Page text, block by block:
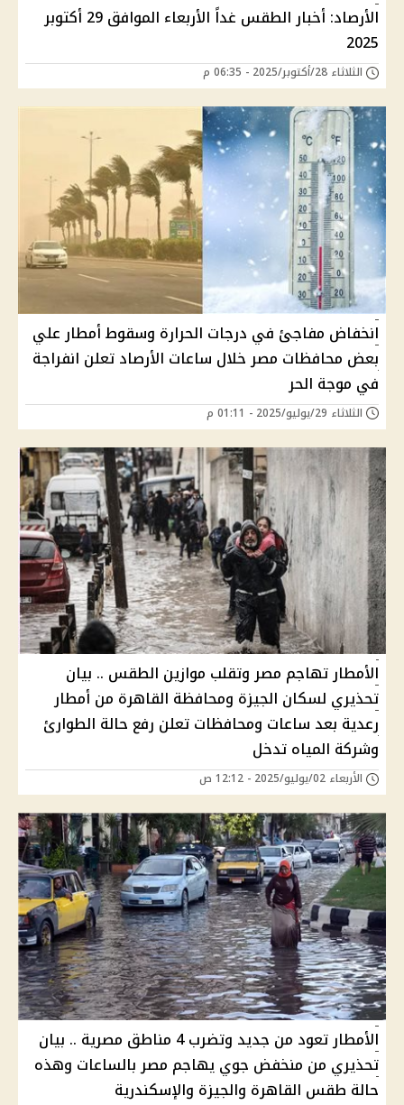
الأرصاد: أخبار الطقس غداً الأربعاء الموافق 29 أكتوبر
2025
الثلاثاء 28/أكتوبر/2025 - 06:35 م
انخفاض مفاجئ في درجات الحرارة وسقوط أمطار علي
بعض محافظات مصر خلال ساعات الأرصاد تعلن انفراجة
في موجة الحر
الثلاثاء 29/يوليو/2025 - 01:11 م
الأمطار تهاجم مصر وتقلب موازين الطقس .. بيان
تحذيري لسكان الجيزة ومحافظة القاهرة من أمطار
رعدية بعد ساعات ومحافظات تعلن رفع حالة الطوارئ
وشركة المياه تدخل
الأربعاء 02/يوليو/2025 - 12:12 ص
الأمطار تعود من جديد وتضرب 4 مناطق مصرية .. بيان
تحذيري من منخفض جوي يهاجم مصر بالساعات وهذه
حالة طقس القاهرة والجيزة والإسكندرية